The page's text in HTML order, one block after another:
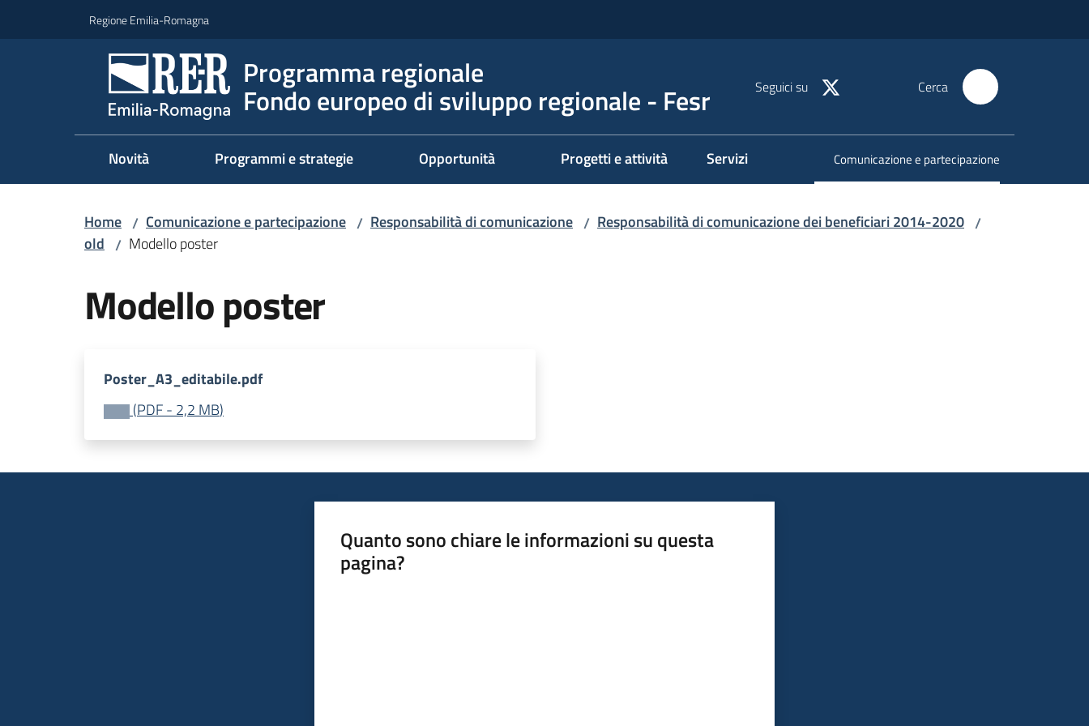
Regione Emilia-Romagna
Programma regionale
Fondo europeo di sviluppo regionale - Fesr Seguici su Cerca
Novità Programmi e strategie Opportunità Progetti e attività Servizi Comunicazione e partecipazione
Menu selezionato
Home / Comunicazione e partecipazione / Responsabilità di comunicazione / Responsabilità di comunicazione dei beneficiari 2014-2020 /
old / Modello poster
Modello poster
Poster_A3_editabile.pdf
(PDF- 2,2 MB)
Quanto sono chiare le informazioni su questa
pagina?